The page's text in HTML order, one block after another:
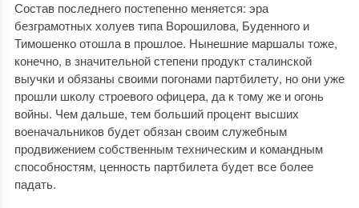
Состав последнего постепенно меняется: эра
безграмотных холуев типа Ворошилова, Буденного и
Тимошенко отошла в прошлое. Нынешние маршалы тоже,
конечно, в значительной степени продукт сталинской
выучки и обязаны своими погонами партбилету, но они уже
прошли школу строевого офицера, да к тому же и огонь
войны. Чем дальше, тем больший процент высших
военачальников будет обязан своим служебным
продвижением собственным техническим и командным
способностям, ценность партбилета будет все более
падать.